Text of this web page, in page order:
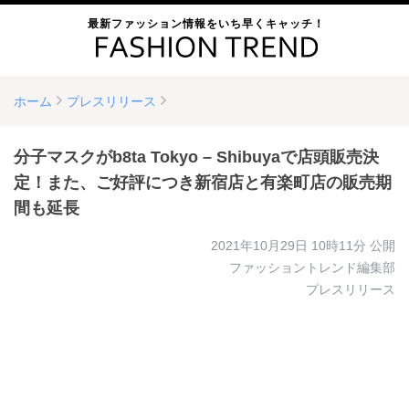
最新ファッション情報をいち早くキャッチ！
ホーム プレスリリース
分子マスクがb8ta Tokyo – Shibuyaで店頭販売決
定！また、ご好評につき新宿店と有楽町店の販売期
間も延長
2021年10月29日 10時11分 公開
ファッショントレンド編集部
プレスリリース